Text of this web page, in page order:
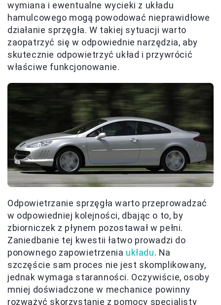
wymiana i ewentualne wycieki z układu
hamulcowego mogą powodować nieprawidłowe
działanie sprzęgła. W takiej sytuacji warto
zaopatrzyć się w odpowiednie narzędzia, aby
skutecznie odpowietrzyć układ i przywrócić
właściwe funkcjonowanie.
Odpowietrzanie sprzęgła warto przeprowadzać
w odpowiedniej kolejności, dbając o to, by
zbiorniczek z płynem pozostawał w pełni.
Zaniedbanie tej kwestii łatwo prowadzi do
ponownego zapowietrzenia układu. Na
szczęście sam proces nie jest skomplikowany,
jednak wymaga staranności. Oczywiście, osoby
mniej doświadczone w mechanice powinny
rozważyć skorzystanie z pomocy specjalisty